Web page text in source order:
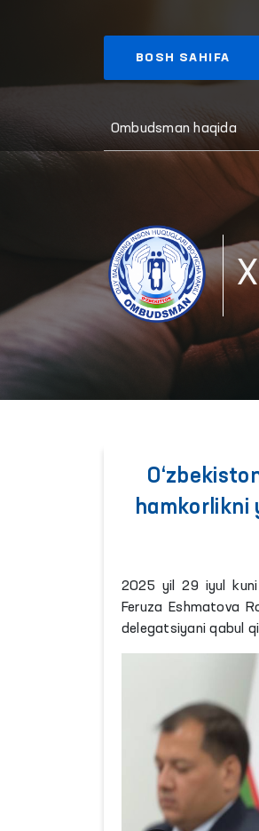
BOSH SAHIFA
Ombudsman haqida
hamkorlikni
2025 yil 29 iyul kuni
Feruza Eshmatova
delegatsiyani qabul